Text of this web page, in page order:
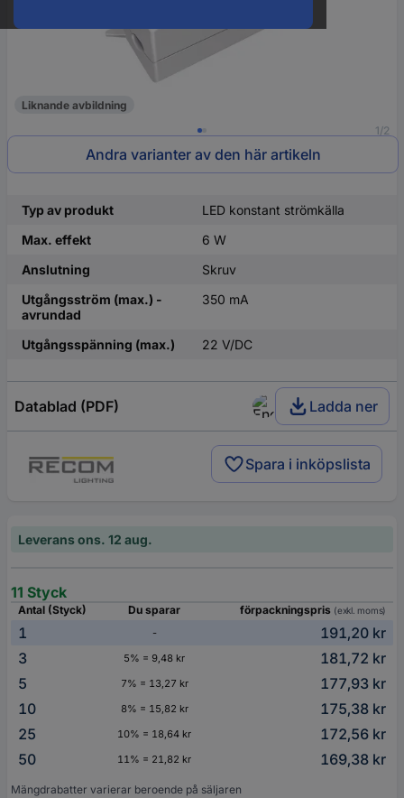
1/2
Liknande avbildning
Andra varianter av den här artikeln
Typ av produkt
LED konstant strömkälla
Max. effekt
6 W
Anslutning
Skruv
Utgångsström (max.) -
avrundad
350 mA
Utgångsspänning (max.) 22 V/DC
Datablad (PDF) Ladda ner
Spara i inköpslista
Leverans ons. 12 aug.
11 Styck
Antal (Styck) Du sparar förpackningspris (exkl. moms)
1 -
191,20 kr
3
5% = 9,48 kr
181,72 kr
5
7% = 13,27 kr
177,93 kr
10
8% = 15,82 kr
175,38 kr
25
10% = 18,64 kr
172,56 kr
50
11% = 21,82 kr 169,38 kr
Mängdrabatter varierar beroende på säljaren